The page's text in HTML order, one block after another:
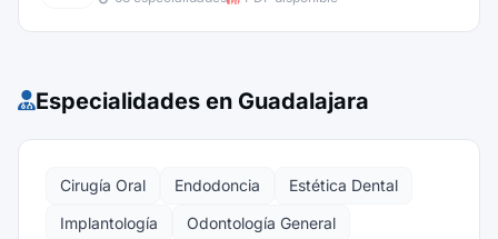
Especialidades en Guadalajara
Cirugía Oral Endodoncia
Estética Dental
Implantología
Odontología General